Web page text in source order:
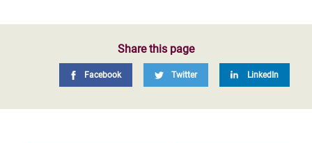
Share this page
Facebook Twitter LinkedIn